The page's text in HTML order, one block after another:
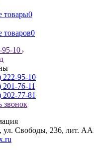
товары0
товаров0
95-10
222-95-10
76-11
202-77-81
звонок
ул. Свободы, 236, лит.